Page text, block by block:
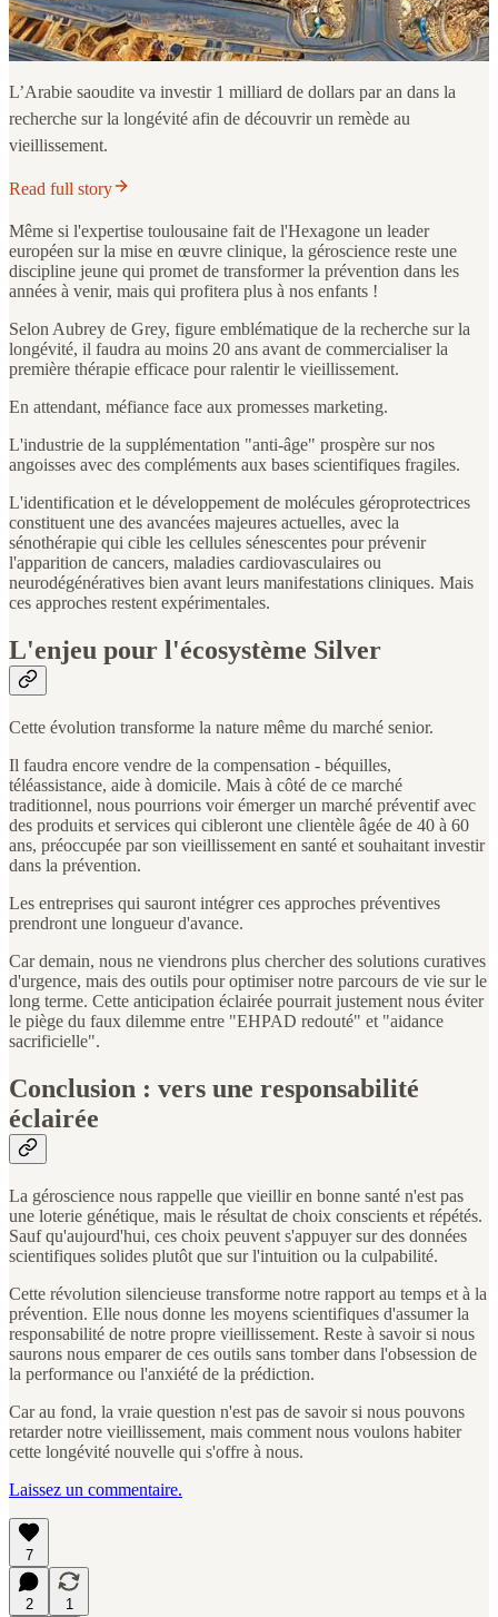
L’Arabie saoudite va investir 1 milliard de dollars par an dans la
recherche sur la longévité afin de découvrir un remède au
vieillissement.
Read full story
Même si l'expertise toulousaine fait de l'Hexagone un leader
européen sur la mise en œuvre clinique, la géroscience reste une
discipline jeune qui promet de transformer la prévention dans les
années à venir, mais qui profitera plus à nos enfants !
Selon Aubrey de Grey, figure emblématique de la recherche sur la
longévité, il faudra au moins 20 ans avant de commercialiser la
première thérapie efficace pour ralentir le vieillissement.
En attendant, méfiance face aux promesses marketing.
L'industrie de la supplémentation "anti-âge" prospère sur nos
angoisses avec des compléments aux bases scientifiques fragiles.
L'identification et le développement de molécules géroprotectrices
constituent une des avancées majeures actuelles, avec la
sénothérapie qui cible les cellules sénescentes pour prévenir
l'apparition de cancers, maladies cardiovasculaires ou
neurodégénératives bien avant leurs manifestations cliniques. Mais
ces approches restent expérimentales.
L'enjeu pour l'écosystème Silver
Cette évolution transforme la nature même du marché senior.
Il faudra encore vendre de la compensation - béquilles,
téléassistance, aide à domicile. Mais à côté de ce marché
traditionnel, nous pourrions voir émerger un marché préventif avec
des produits et services qui cibleront une clientèle âgée de 40 à 60
ans, préoccupée par son vieillissement en santé et souhaitant investir
dans la prévention.
Les entreprises qui sauront intégrer ces approches préventives
prendront une longueur d'avance.
Car demain, nous ne viendrons plus chercher des solutions curatives
d'urgence, mais des outils pour optimiser notre parcours de vie sur le
long terme. Cette anticipation éclairée pourrait justement nous éviter
le piège du faux dilemme entre "EHPAD redouté" et "aidance
sacrificielle".
Conclusion : vers une responsabilité
éclairée
La géroscience nous rappelle que vieillir en bonne santé n'est pas
une loterie génétique, mais le résultat de choix conscients et répétés.
Sauf qu'aujourd'hui, ces choix peuvent s'appuyer sur des données
scientifiques solides plutôt que sur l'intuition ou la culpabilité.
Cette révolution silencieuse transforme notre rapport au temps et à la
prévention. Elle nous donne les moyens scientifiques d'assumer la
responsabilité de notre propre vieillissement. Reste à savoir si nous
saurons nous emparer de ces outils sans tomber dans l'obsession de
la performance ou l'anxiété de la prédiction.
Car au fond, la vraie question n'est pas de savoir si nous pouvons
retarder notre vieillissement, mais comment nous voulons habiter
cette longévité nouvelle qui s'offre à nous.
Laissez un commentaire.
7
2
1